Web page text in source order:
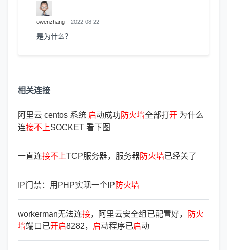
owenzhang 2022-08-22
是为什么？
相关连接
阿里云 centos 系统 启动成功 防火墙全部打开 为什么
连接不 上SOCKET 看下图
一直连接不 上TCP服务器，服务器防火墙已经关了
IP门禁：用PHP实现一个IP 防火墙
workerman无法连接，阿里云安全组已配置好， 防火
墙端口已开启8282， 启动程序已启动